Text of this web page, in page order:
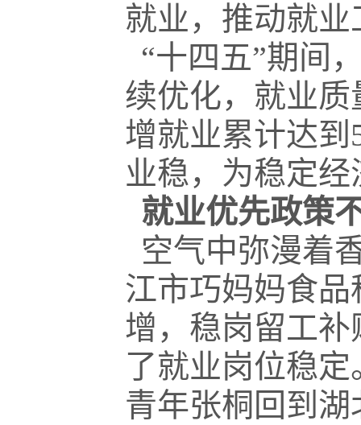
就业，推动就
“十四五”期间
续优化，就业
增就业累计达到
业稳，为稳定
就业优先政策
空气中弥漫着
江市巧妈妈食
增，稳岗留工
了就业岗位稳定
青年张桐回到